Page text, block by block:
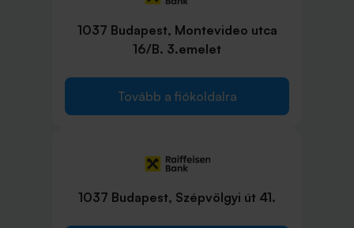
1037 Budapest, Montevideo utca
16/B. 3.emelet
Tovább a fiókoldalra
1037 Budapest, Szépvölgyi út 41.